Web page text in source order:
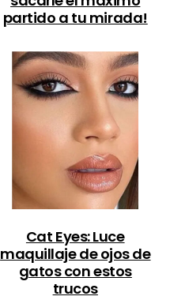
partido a tu mirada!
Cat Eyes: Luce
maquillaje de ojos de
gatos con estos
trucos